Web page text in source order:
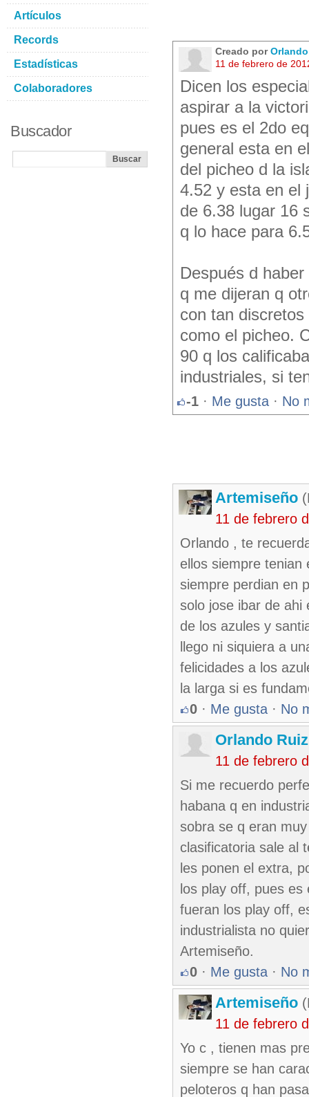
Creado por
11 de febrero de
Dicen los
aspirar a la
pues es el 2do
general esta en
del picheo d la
4.52 y esta en el
de 6.38 lugar 16
q lo hace para
Después d
q me dijeran q
con tan
como el picheo.
90 q los
industriales, si
-1 · Me gusta · No
Artemiseño
11 de febrero
Orlando , te
ellos siempre tenian
siempre perdian en
solo jose ibar de ahi
de los azules y
llego ni siquiera a
felicidades a los
la larga si es
0 · Me gusta · No
Orlando
11 de febrero
Si me recuerdo
habana q en
sobra se q eran
clasificatoria sale al
les ponen el extra,
los play off, pues
fueran los play off,
industrialista no
Artemiseño.
0 · Me gusta · No
Artemiseño
11 de febrero
Yo c , tienen mas
siempre se han
peloteros q han
Artículos
Records
Estadísticas
Colaboradores
Buscador